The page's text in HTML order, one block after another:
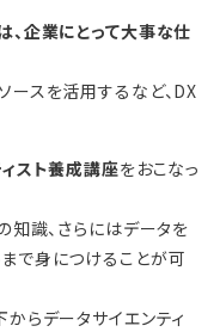
企業にとって大事な仕
ースを活用するなど、DX
スト養成講座をおこなっ
識、さらにはデータを
で身につけることが可
らデータサイエンティ